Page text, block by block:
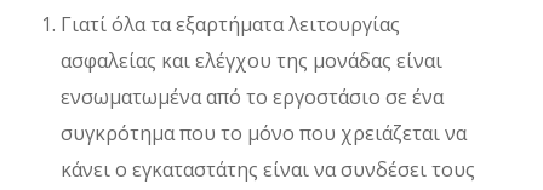
Γιατί όλα τα εξαρτήματα λειτουργίας
ασφαλείας και ελέγχου της μονάδας είναι
ενσωματωμένα από το εργοστάσιο σε ένα
συγκρότημα που το μόνο που χρειάζεται να
κάνει ο εγκαταστάτης είναι να συνδέσει τους